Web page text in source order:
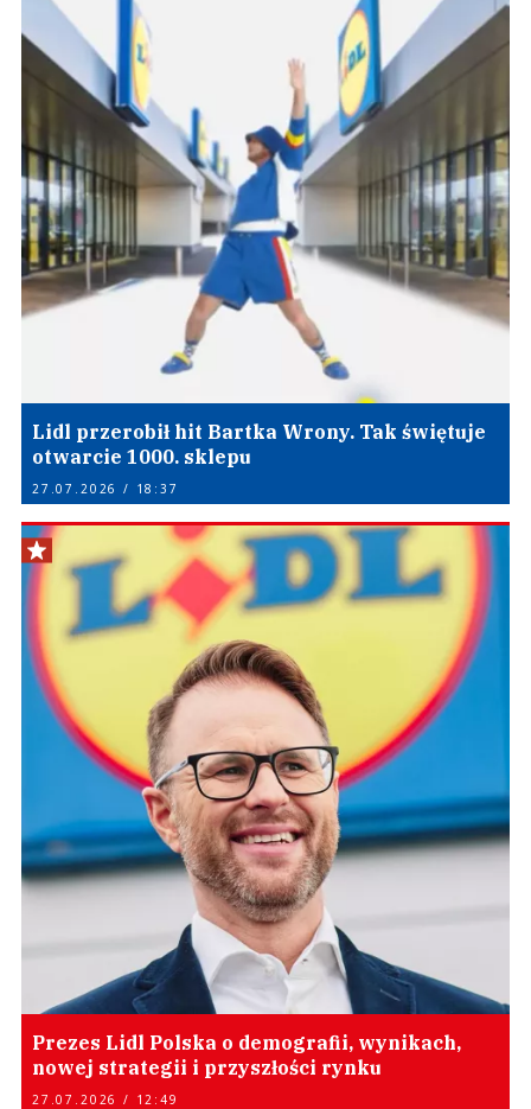
Lidl przerobił hit Bartka Wrony. Tak świętuje
otwarcie 1000. sklepu
27.07.2026 / 18:37
Prezes Lidl Polska o demografii, wynikach,
nowej strategii i przyszłości rynku
27.07.2026 / 12:49